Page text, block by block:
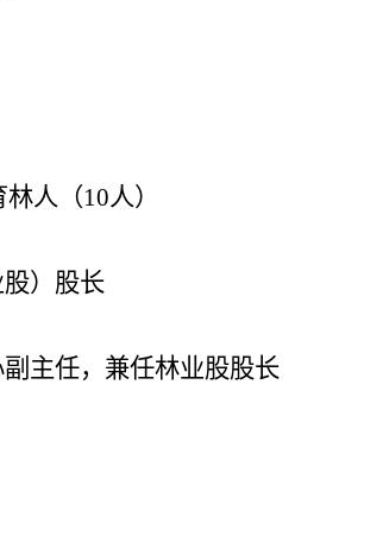
林人（10人）
）股长
副主任，兼任林业股股长